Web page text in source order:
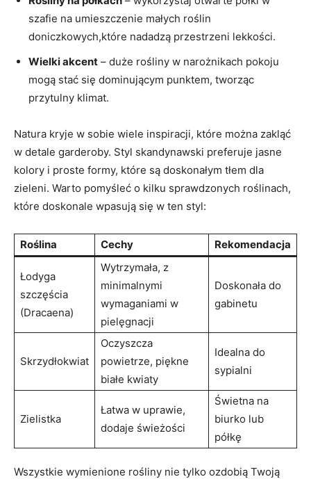
szafie na umieszczenie małych roślin
doniczkowych,które nadadzą przestrzeni lekkości.
Wielki akcent – duże rośliny w narożnikach pokoju
mogą stać się dominującym punktem, tworząc
przytulny klimat.
Natura kryje w sobie wiele inspiracji, które można zakląć
w detale garderoby. Styl skandynawski preferuje jasne
kolory i proste formy, które są doskonałym tłem dla
zieleni. Warto pomyśleć o kilku sprawdzonych roślinach,
które doskonale wpasują się w ten styl:
Roślina Cechy Rekomendacja
Łodyga
szczęścia
(Dracaena)
Wytrzymała, z
minimalnymi
wymaganiami w
pielęgnacji
Doskonała do
gabinetu
Skrzydłokwiat
Oczyszcza
powietrze, piękne
białe kwiaty
Idealna do
sypialni
Zielistka
Łatwa w uprawie,
dodaje świeżości
Świetna na
biurko lub
półkę
Wszystkie wymienione rośliny nie tylko ozdobią Twoją